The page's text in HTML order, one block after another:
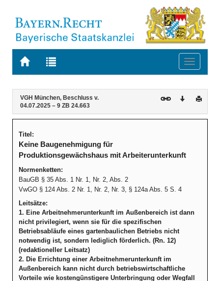
Zur
BAYERN.RECHT
Zur
letzten
Suche
Toggle
Navigation
Inhalt
VGH München, Beschluss v.
04.07.2025 – 9 ZB 24.663
Download
Titel:
Keine Baugenehmigung für
Produktionsgewächshaus mit Arbeiterunterkunft
Normenketten:
BauGB § 35 Abs. 1 Nr. 1, Nr. 2, Abs. 2
VwGO § 124 Abs. 2 Nr. 1, Nr. 2, Nr. 3, § 124a Abs. 5 S. 4
Leitsätze:
1. Eine Arbeitnehmerunterkunft im Außenbereich ist dann
nicht privilegiert, wenn sie für die spezifischen
Betriebsabläufe eines gartenbaulichen Betriebs nicht
notwendig ist, sondern lediglich förderlich. (Rn. 12)
(redaktioneller Leitsatz)
2. Die Errichtung einer Arbeitnehmerunterkunft im
Außenbereich kann nicht durch betriebswirtschaftliche
Vorteile wie kostengünstigere Unterbringung oder Wegfall